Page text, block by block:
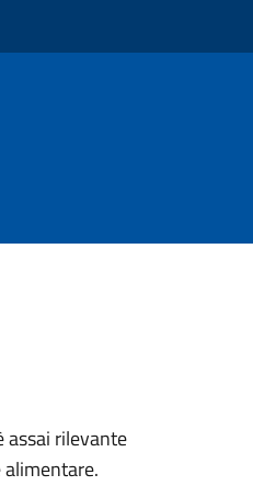
assai rilevante